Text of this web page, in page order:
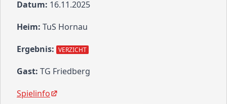
16.11.2025
TuS Hornau
VERZICHT
TG Friedberg
Spielinfo